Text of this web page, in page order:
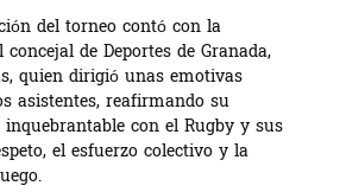
del torneo contó con la
concejal de Deportes de Granada,
quien dirigió unas emotivas
asistentes, reafirmando su
con el Rugby y sus
el esfuerzo colectivo y la